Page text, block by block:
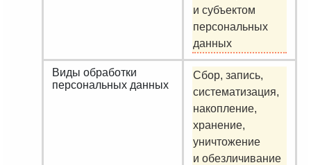
и субъектом
персональных
данных
Виды обработки
персональных данных
Сбор, запись,
систематизация,
накопление,
хранение,
уничтожение
и обезличивание